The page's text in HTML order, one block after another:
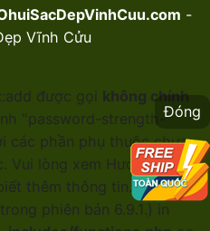
-
Vĩnh Cửu
Đóng
được gọi không chính
"password-strength-
các phần phụ thuộc chưa
Vui lòng xem Hướng dẫn
thêm thông tin. (Thông
phiên bản 6.9.1.) in